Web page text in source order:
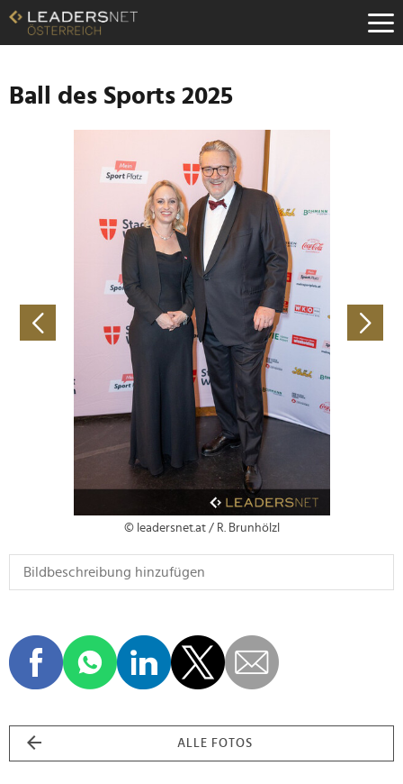
Zum
Inhalt
Zur
Navigation
Zur
Hauptnavigation
Ball des Sports 2025
© leadersnet.at / R. Brunhölzl
ALLE FOTOS